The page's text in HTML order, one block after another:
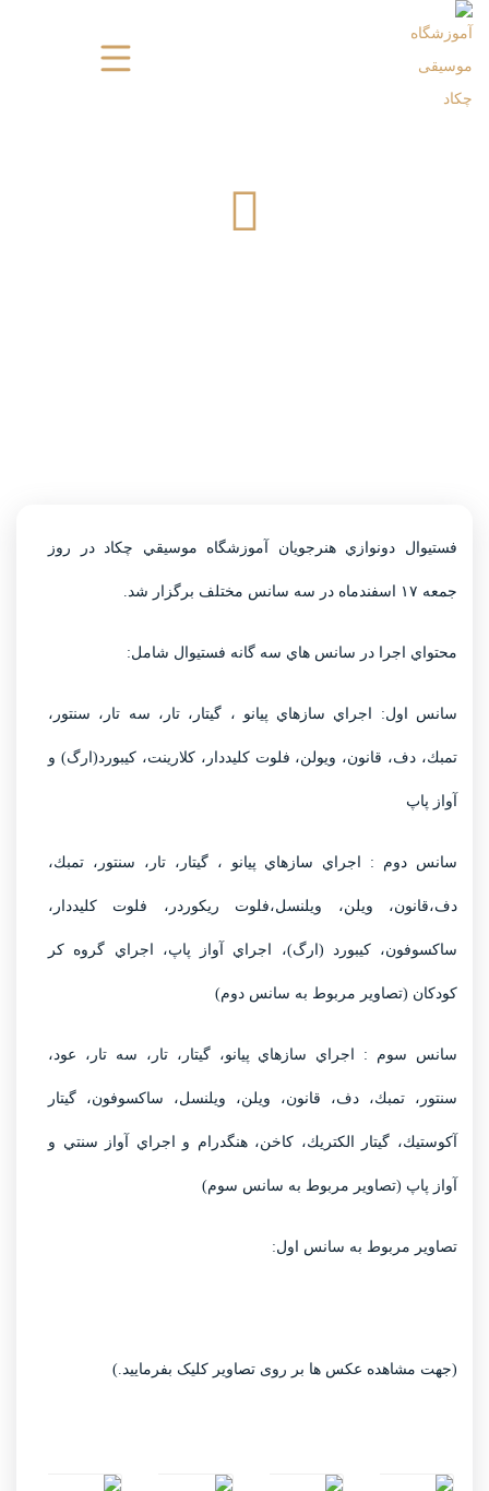
فستيوال دونوازي هنرجويان آموزشگاه موسيقي چكاد در روز
جمعه ١٧ اسفندماه در سه سانس مختلف برگزار شد.
محتواي اجرا در سانس هاي سه گانه فستيوال شامل:
سانس اول: اجراي سازهاي پيانو ، گيتار، تار، سه تار، سنتور،
تمبك، دف، قانون، ويولن، فلوت كليددار، كلارينت، كيبورد(ارگ) و
آواز پاپ
سانس دوم : اجراي سازهاي پيانو ، گيتار، تار، سنتور، تمبك،
دف،قانون، ويلن، ويلنسل،فلوت ريكوردر، فلوت كليددار،
ساكسوفون، كيبورد (ارگ)، اجراي آواز پاپ، اجراي گروه كر
كودكان (تصاویر مربوط به سانس دوم)
سانس سوم : اجراي سازهاي پيانو، گيتار، تار، سه تار، عود،
سنتور، تمبك، دف، قانون، ويلن، ويلنسل، ساكسوفون، گيتار
آكوستيك، گيتار الكتريك، كاخن، هنگدرام و اجراي آواز سنتي و
آواز پاپ (تصاویر مربوط به سانس سوم)
تصاویر مربوط به سانس اول:
(جهت مشاهده عکس ها بر روی تصاویر کلیک بفرمایید.)